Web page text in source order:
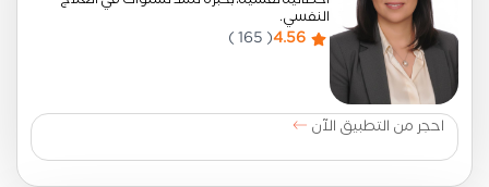
النفسي.
4.56
( 165 )
احجر من التطبيق الآن